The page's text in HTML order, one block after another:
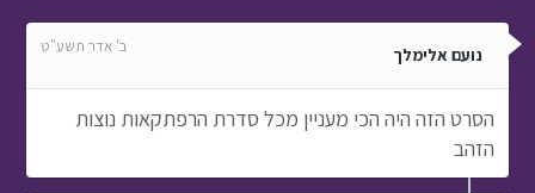
נועם אלימלך ב' אדר תשע"ט
הסרט הזה היה הכי מעניין מכל סדרת הרפתקאות נוצות
הזהב